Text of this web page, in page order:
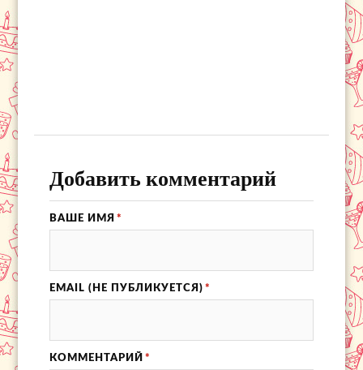
Добавить комментарий
ВАШЕ ИМЯ *
EMAIL (НЕ ПУБЛИКУЕТСЯ) *
КОММЕНТАРИЙ *